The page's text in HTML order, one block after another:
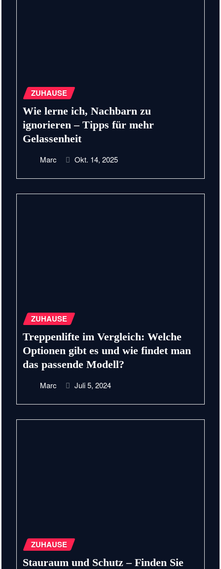
ZUHAUSE
Wie lerne ich, Nachbarn zu
ignorieren – Tipps für mehr
Gelassenheit
Marc Okt. 14, 2025
ZUHAUSE
Treppenlifte im Vergleich: Welche
Optionen gibt es und wie findet man
das passende Modell?
Marc Juli 5, 2024
ZUHAUSE
Stauraum und Schutz – Finden Sie